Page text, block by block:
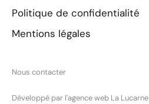
Politique de confidentialité
Mentions légales
Nous contacter
Développé par l'agence web La Lucarne